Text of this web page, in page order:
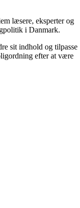
læsere, eksperter og
i Danmark.
sit indhold og tilpasse
efter at være